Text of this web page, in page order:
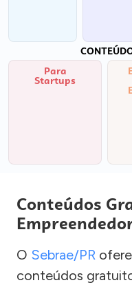
Para
Startups
Conteúdos
O Sebrae/PR
conteúdos